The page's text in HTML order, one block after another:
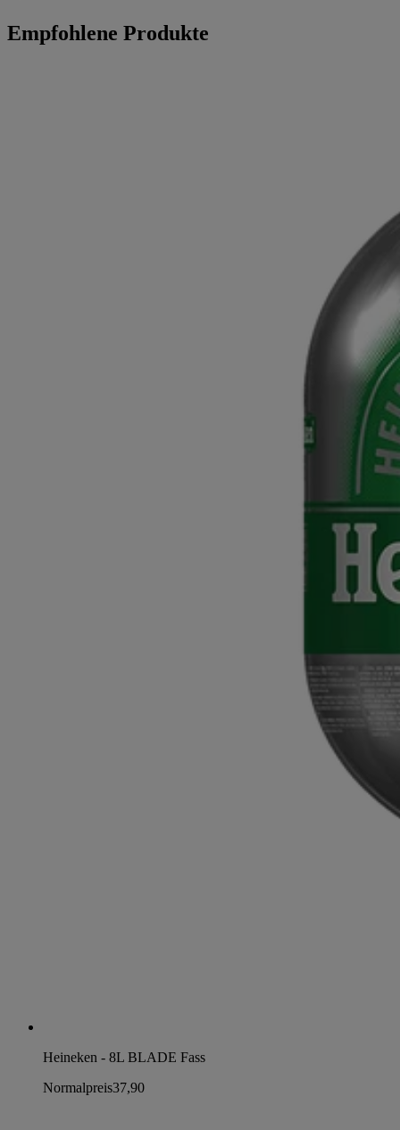
Empfohlene Produkte
Heineken - 8L BLADE Fass
Normalpreis37,90